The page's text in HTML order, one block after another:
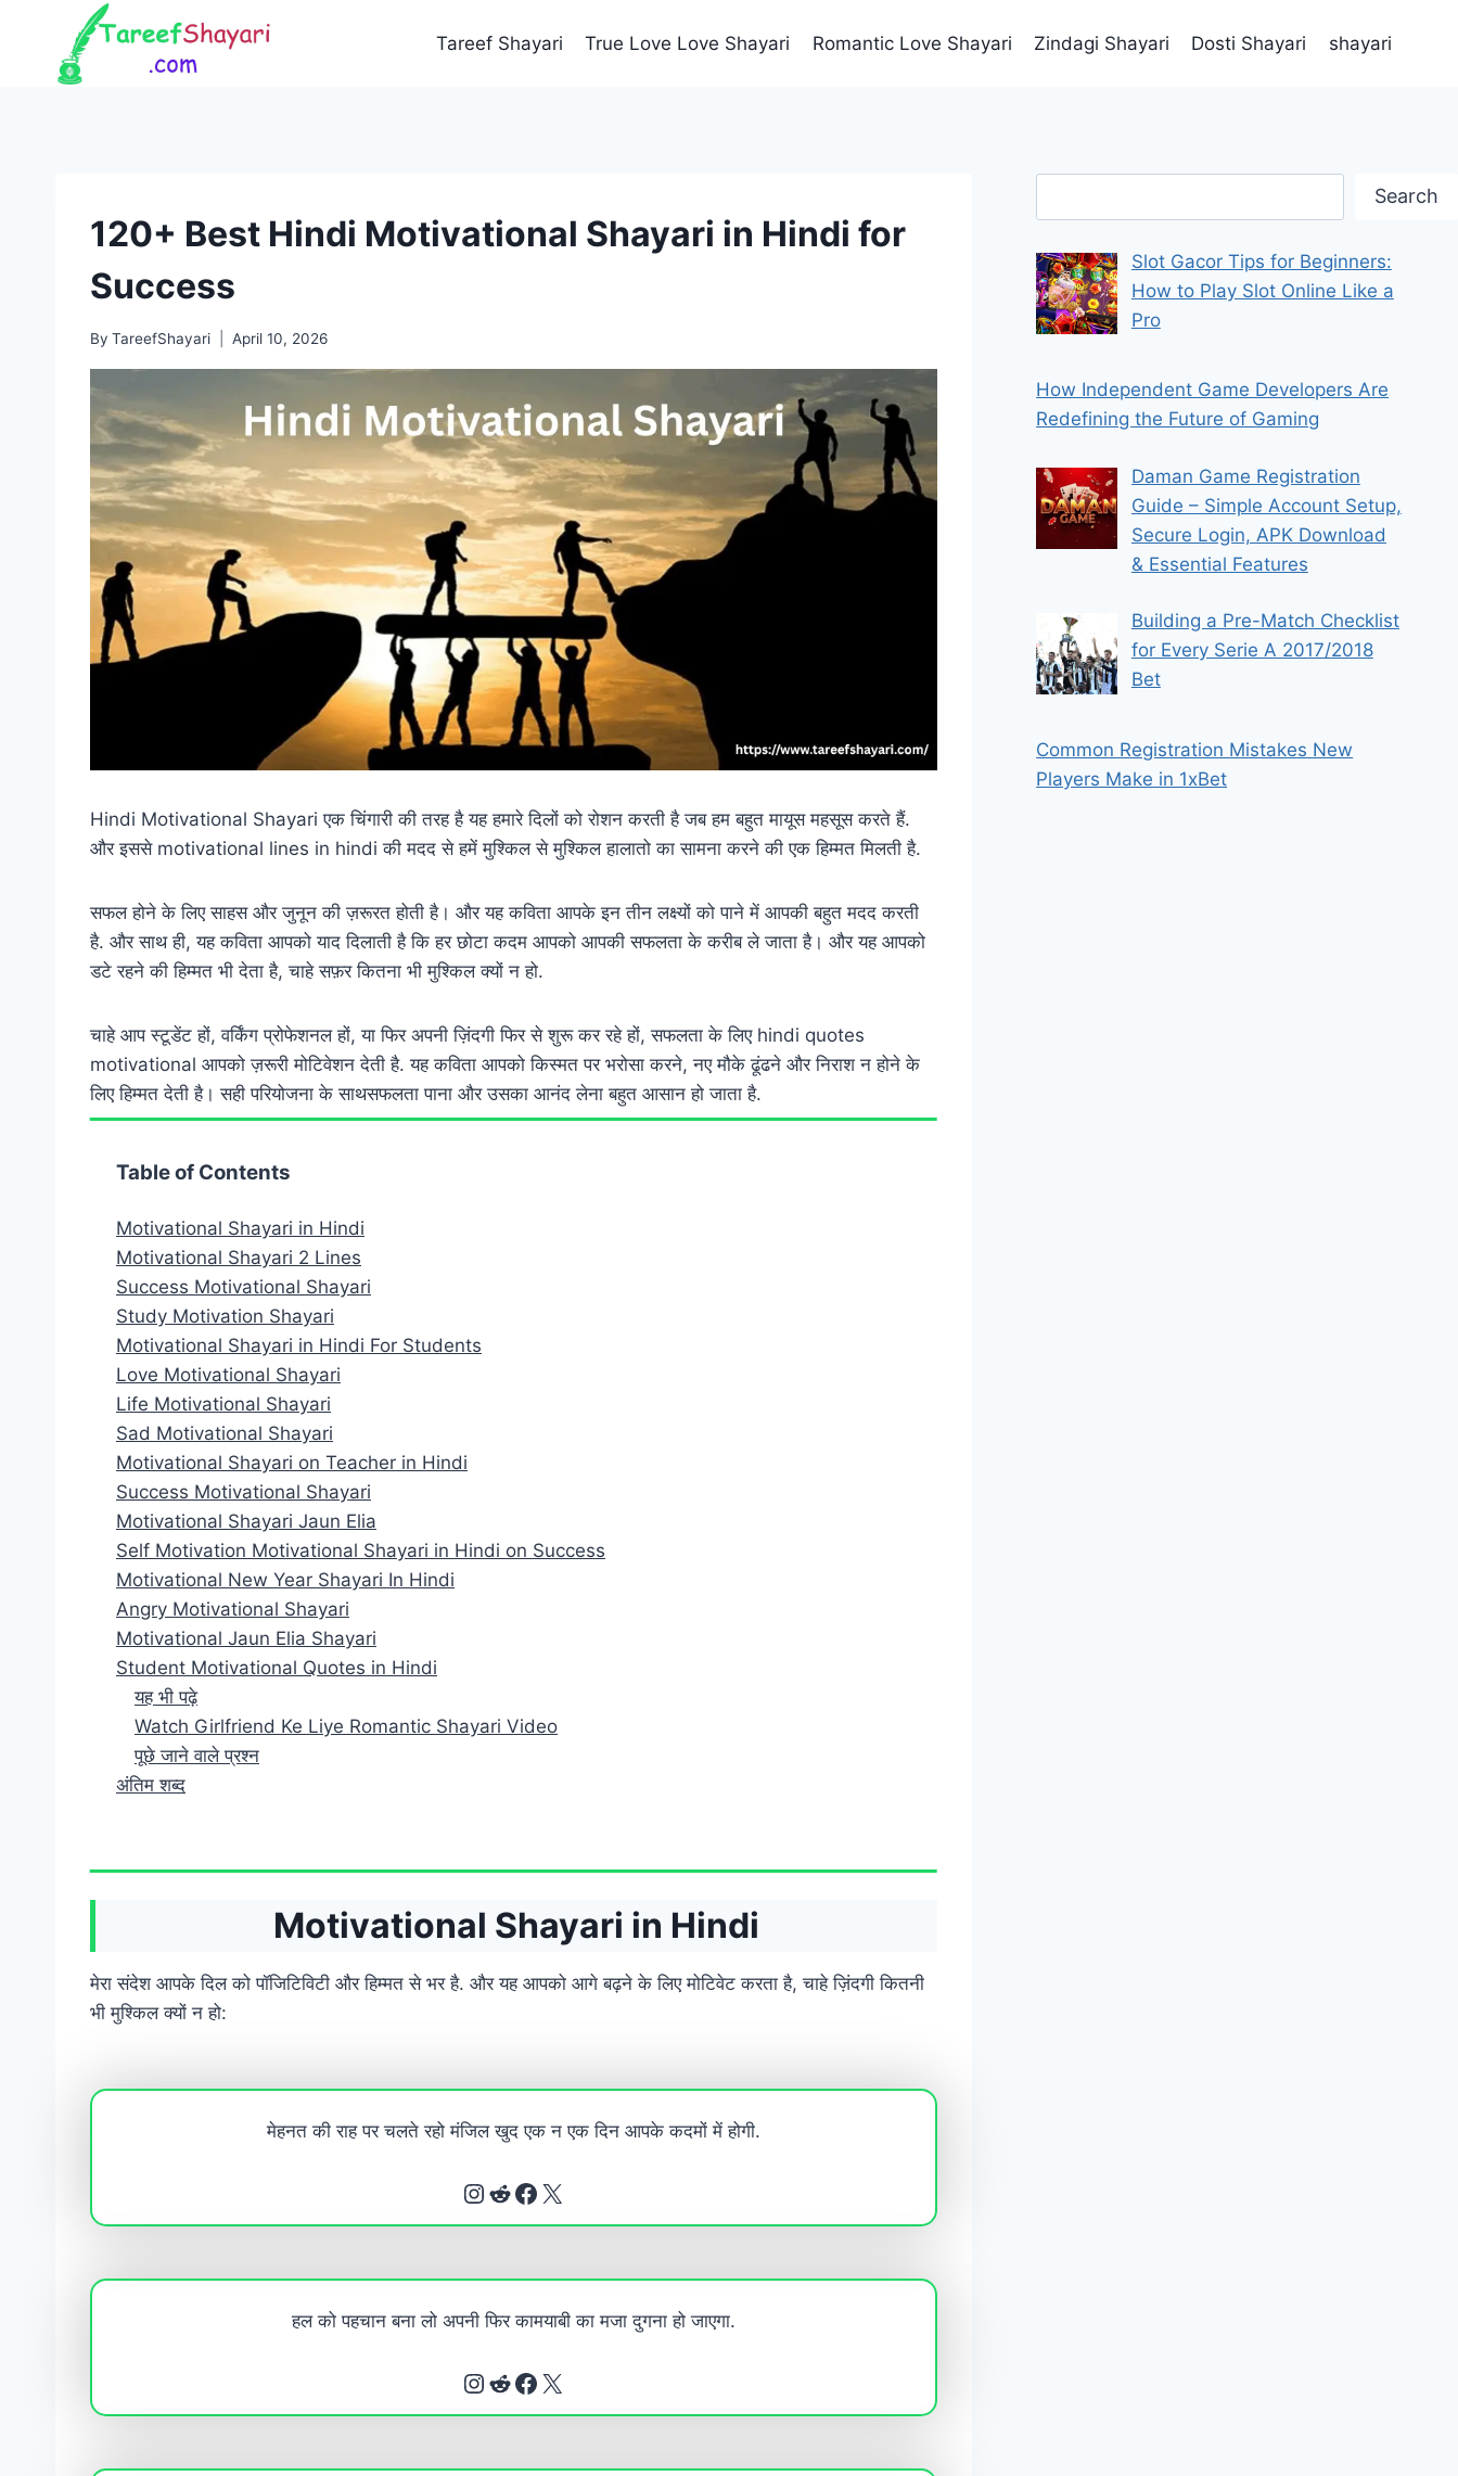
content
Tareef Shayari True Love Love Shayari Romantic Love Shayari Zindagi Shayari Dosti Shayari shayari
120+ Best Hindi Motivational Shayari in Hindi for
Success
By TareefShayari April 10, 2026
Hindi Motivational Shayari एक चिंगारी की तरह है यह हमारे दिलों को रोशन करती है जब हम बहुत मायूस महसूस करते हैं.
और इससे motivational lines in hindi की मदद से हमें मुश्किल से मुश्किल हालातो का सामना करने की एक हिम्मत मिलती है.
सफल होने के लिए साहस और जुनून की ज़रूरत होती है। और यह कविता आपके इन तीन लक्ष्यों को पाने में आपकी बहुत मदद करती
है. और साथ ही, यह कविता आपको याद दिलाती है कि हर छोटा कदम आपको आपकी सफलता के करीब ले जाता है। और यह आपको
डटे रहने की हिम्मत भी देता है, चाहे सफ़र कितना भी मुश्किल क्यों न हो.
चाहे आप स्टूडेंट हों, वर्किंग प्रोफेशनल हों, या फिर अपनी ज़िंदगी फिर से शुरू कर रहे हों, सफलता के लिए hindi quotes
motivational आपको ज़रूरी मोटिवेशन देती है. यह कविता आपको किस्मत पर भरोसा करने, नए मौके ढूंढने और निराश न होने के
लिए हिम्मत देती है। सही परियोजना के साथसफलता पाना और उसका आनंद लेना बहुत आसान हो जाता है.
Table of Contents
Motivational Shayari in Hindi
Motivational Shayari 2 Lines
Success Motivational Shayari
Study Motivation Shayari
Motivational Shayari in Hindi For Students
Love Motivational Shayari
Life Motivational Shayari
Sad Motivational Shayari
Motivational Shayari on Teacher in Hindi
Success Motivational Shayari​​
Motivational Shayari Jaun Elia
Self Motivation Motivational Shayari in Hindi on Success
Motivational New Year Shayari In Hindi​
Angry Motivational Shayari​
Motivational Jaun Elia Shayari​
Student Motivational Quotes in Hindi
यह भी पढ़े
Watch Girlfriend Ke Liye Romantic Shayari Video
पूछे जाने वाले प्रश्न
अंतिम शब्द
Motivational Shayari in Hindi
मेरा संदेश आपके दिल को पॉजिटिविटी और हिम्मत से भर है. और यह आपको आगे बढ़ने के लिए मोटिवेट करता है, चाहे ज़िंदगी कितनी
भी मुश्किल क्यों न हो:
मेहनत की राह पर चलते रहो मंजिल खुद एक न एक दिन आपके कदमों में होगी.
InstagramReddit Facebook X
हल को पहचान बना लो अपनी फिर कामयाबी का मजा दुगना हो जाएगा.
InstagramReddit Facebook X
Search
Slot Gacor Tips for Beginners:
How to Play Slot Online Like a
Pro
How Independent Game Developers Are
Redefining the Future of Gaming
Daman Game Registration
Guide – Simple Account Setup,
Secure Login, APK Download
& Essential Features
Building a Pre-Match Checklist
for Every Serie A 2017/2018
Bet
Common Registration Mistakes New
Players Make in 1xBet